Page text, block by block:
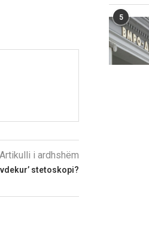
Artikulli i ardhshëm
stetoskopi?
5